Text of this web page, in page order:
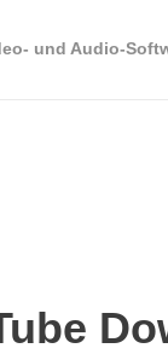
und Audio-